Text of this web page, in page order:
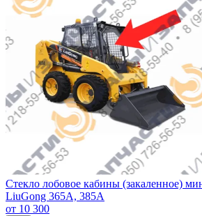
Стекло лобовое кабины (закаленное)
LiuGong 365А, 385А
от 10 300